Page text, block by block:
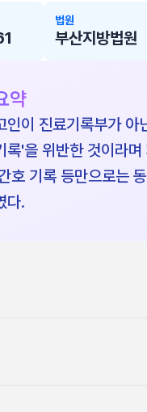
법원
부산지방법원
약
인이 진료기록부가 아
록'을 위반한 것이라
호 기록 등만으로는
다.